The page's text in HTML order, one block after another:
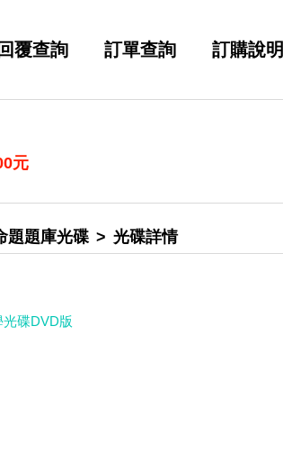
回覆查詢 訂單查詢 訂購說明
元
題題庫光碟 光碟詳情
碟DVD版